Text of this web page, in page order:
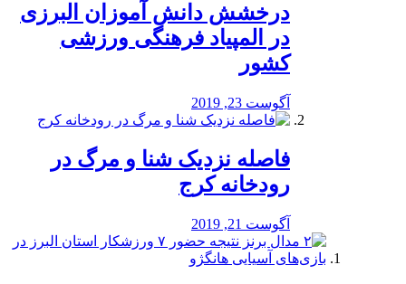
درخشش دانش آموزان البرزی
در المپیاد فرهنگی ورزشی
کشور
آگوست 23, 2019
️فاصله نزدیک شنا و مرگ در
رودخانه کرج
آگوست 21, 2019